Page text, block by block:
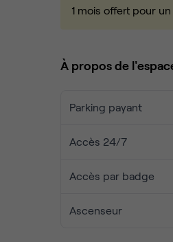
pouvons nous
A très vite,
Maxime
1 mois offert pour
À propos de
Parking payant
Accès 24/7
Accès par badge
Ascenseur